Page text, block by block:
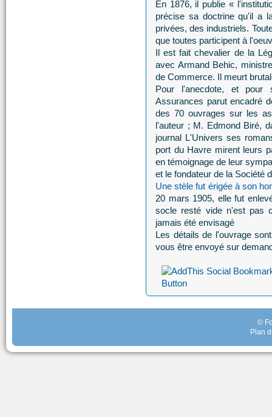
En 1876, il publie «
précise sa doctrine qu'il a
privées, des industriels.
que toutes participent à
Il est fait chevalier de la
avec Armand Behic,
de Commerce. Il meurt
Pour l'anecdote, et pour
Assurances parut encadré
des 70 ouvrages sur les
l'auteur ; M. Edmond Biré,
journal L'Univers ses
port du Havre mirent leurs
en témoignage de leur
et le fondateur de la Société
Une stèle fut érigée à son
20 mars 1905, elle fut
socle resté vide n'est pas
jamais été envisagé
Les détails de l'ouvrage
vous être envoyé sur
©
Plan